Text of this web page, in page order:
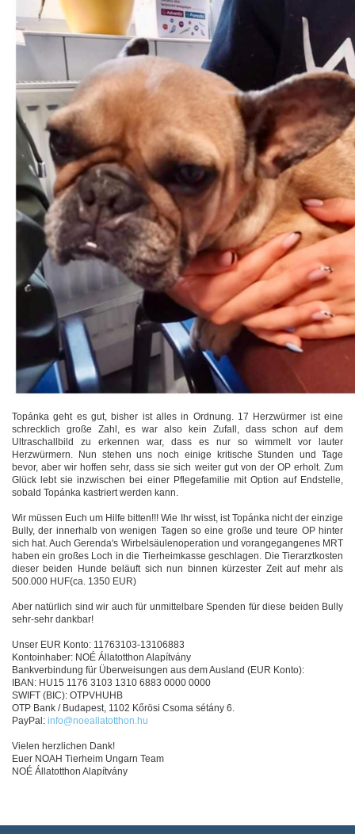
Topánka geht es gut, bisher ist alles in Ordnung. 17 Herzwürmer ist eine
schrecklich große Zahl, es war also kein Zufall, dass schon auf dem
Ultraschallbild zu erkennen war, dass es nur so wimmelt vor lauter
Herzwürmern. Nun stehen uns noch einige kritische Stunden und Tage
bevor, aber wir hoffen sehr, dass sie sich weiter gut von der OP erholt. Zum
Glück lebt sie inzwischen bei einer Pflegefamilie mit Option auf Endstelle,
sobald Topánka kastriert werden kann.
Wir müssen Euch um Hilfe bitten!!! Wie Ihr wisst, ist Topánka nicht der einzige
Bully, der innerhalb von wenigen Tagen so eine große und teure OP hinter
sich hat. Auch Gerenda's Wirbelsäulenoperation und vorangegangenes MRT
haben ein großes Loch in die Tierheimkasse geschlagen. Die Tierarztkosten
dieser beiden Hunde beläuft sich nun binnen kürzester Zeit auf mehr als
500.000 HUF(ca. 1350 EUR)
Aber natürlich sind wir auch für unmittelbare Spenden für diese beiden Bully
sehr-sehr dankbar!
Unser EUR Konto: 11763103-13106883
Kontoinhaber: NOÉ Állatotthon Alapítvány
Bankverbindung für Überweisungen aus dem Ausland (EUR Konto):
IBAN: HU15 1176 3103 1310 6883 0000 0000
SWIFT (BIC): OTPVHUHB
OTP Bank / Budapest, 1102 Kőrösi Csoma sétány 6.
PayPal: info@noeallatotthon.hu
Vielen herzlichen Dank!
Euer NOAH Tierheim Ungarn Team
NOÉ Állatotthon Alapítvány